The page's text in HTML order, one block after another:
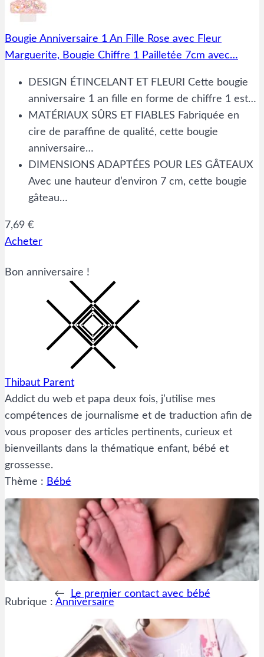
Bougie Anniversaire 1 An Fille Rose avec Fleur
Marguerite, Bougie Chiffre 1 Pailletée 7cm avec…
DESIGN ÉTINCELANT ET FLEURI Cette bougie
anniversaire 1 an fille en forme de chiffre 1 est…
MATÉRIAUX SÛRS ET FIABLES Fabriquée en
cire de paraffine de qualité, cette bougie
anniversaire…
DIMENSIONS ADAPTÉES POUR LES GÂTEAUX
Avec une hauteur d’environ 7 cm, cette bougie
gâteau…
7,69 €
Acheter
Bon anniversaire !
Thibaut Parent
Addict du web et papa deux fois, j’utilise mes
compétences de journalisme et de traduction afin de
vous proposer des articles pertinents, curieux et
bienveillants dans la thématique enfant, bébé et
grossesse.
Thème : Bébé
← Le premier contact avec bébé
Rubrique : Anniversaire